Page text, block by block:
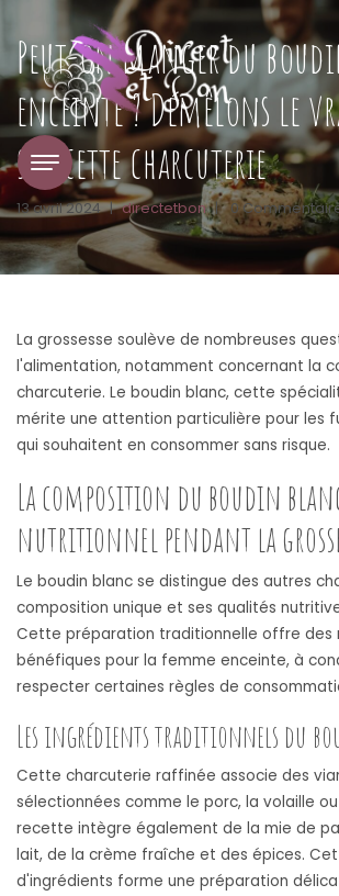
Peut-on manger du
enceinte ? Démêlons le
sur cette charcuterie
13 avril 2024 | directetbon | 0
La grossesse soulève de nombreuses
l'alimentation, notamment concernant la
charcuterie. Le boudin blanc, cette
mérite une attention particulière pour les
qui souhaitent en consommer sans risque.
La composition du boudin
nutritionnel pendant la
Le boudin blanc se distingue des autres
composition unique et ses qualités
Cette préparation traditionnelle offre des
bénéfiques pour la femme enceinte, à
respecter certaines règles de
Les ingrédients traditionnels du
Cette charcuterie raffinée associe des
sélectionnées comme le porc, la volaille ou
recette intègre également de la mie de
lait, de la crème fraîche et des épices.
d'ingrédients forme une préparation